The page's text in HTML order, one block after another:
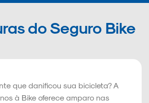
do Seguro Bike
que danificou sua bicicleta? A
à Bike oferece amparo nas